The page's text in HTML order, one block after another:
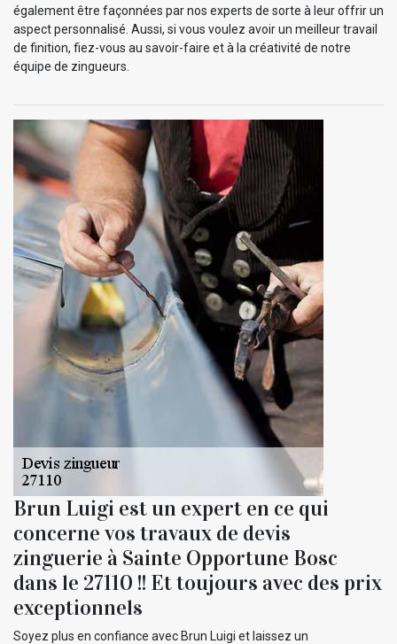
également être façonnées par nos experts de sorte à leur offrir un
aspect personnalisé. Aussi, si vous voulez avoir un meilleur travail
de finition, fiez-vous au savoir-faire et à la créativité de notre
équipe de zingueurs.
Brun Luigi est un expert en ce qui
concerne vos travaux de devis
zinguerie à Sainte Opportune Bosc
dans le 27110 !! Et toujours avec des prix
exceptionnels
Soyez plus en confiance avec Brun Luigi et laissez un